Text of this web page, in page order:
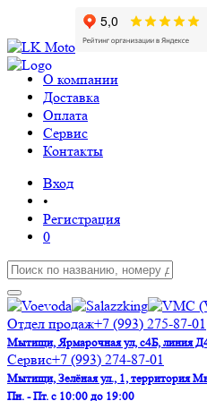
О компании
Доставка
Оплата
Сервис
Контакты
Вход
•
Регистрация
0
Отдел продаж+7 (993) 275-87-01
Мытищи, Ярмарочная ул, с4Б, линия
Сервис+7 (993) 274-87-01
Мытищи, Зелёная ул., 1, территория
Пн. - Пт. с 10:00 до 19:00